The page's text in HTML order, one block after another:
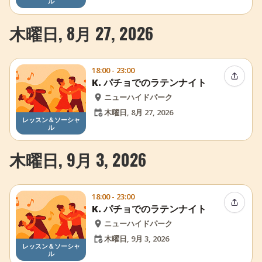
木曜日, 8月 27, 2026
レッスン＆ソーシャ
ル
18:00 - 23:00
K. パチョでのラテンナイト
ニューハイドパーク
木曜日, 8月 27, 2026
イベン
木曜日, 9月 3, 2026
レッスン＆ソーシャ
ル
18:00 - 23:00
K. パチョでのラテンナイト
ニューハイドパーク
木曜日, 9月 3, 2026
イベン